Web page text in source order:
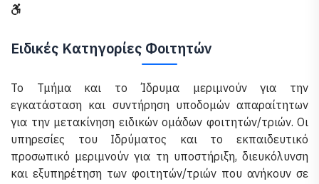
Ειδικές Κατηγορίες Φοιτητών
Το Τμήμα και το Ίδρυμα μεριμνούν για την
εγκατάσταση και συντήρηση υποδομών απαραίτητων
για την μετακίνηση ειδικών ομάδων φοιτητών/τριών. Οι
υπηρεσίες του Ιδρύματος και το εκπαιδευτικό
προσωπικό μεριμνούν για τη υποστήριξη, διευκόλυνση
και εξυπηρέτηση των φοιτητών/τριών που ανήκουν σε